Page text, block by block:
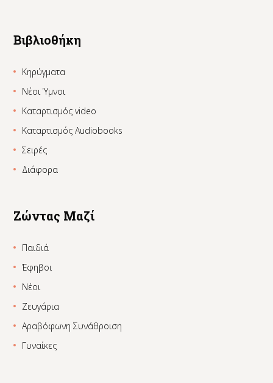
Βιβλιοθήκη
Κηρύγματα
Νέοι Ύμνοι
Καταρτισμός video
Καταρτισμός Audiobooks
Σειρές
Διάφορα
Ζώντας Μαζί
Παιδιά
Έφηβοι
Νέοι
Ζευγάρια
Αραβόφωνη Συνάθροιση
Γυναίκες